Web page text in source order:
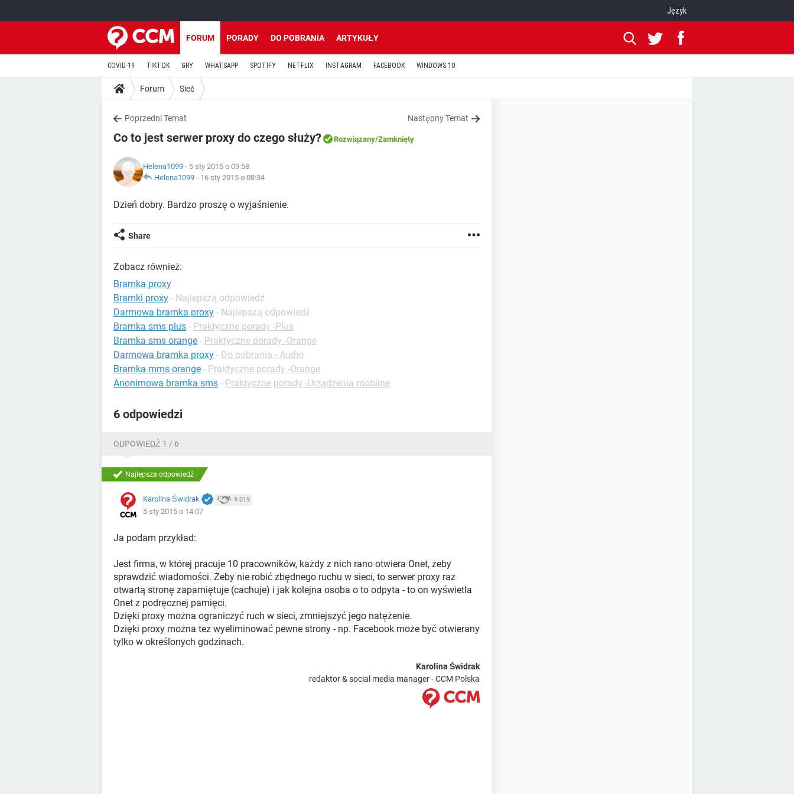
Język
FORUM PORADY DO POBRANIA ARTYKUŁY
COVID-19 TIKTOK GRY WHATSAPP SPOTIFY NETFLIX INSTAGRAM FACEBOOK WINDOWS 10
Forum Sieć
Poprzedni Temat Następny Temat
Co to jest serwer proxy do czego służy? Rozwiązany/Zamknięty
Helena1099 - 5 sty 2015 o 09:58
Helena1099 - 16 sty 2015 o 08:34
Dzień dobry. Bardzo proszę o wyjaśnienie.
Share
Zobacz również:
Bramka proxy
Bramki proxy - Najlepszą odpowiedź
Darmowa bramka proxy - Najlepszą odpowiedź
Bramka sms plus - Praktyczne porady -Plus
Bramka sms orange - Praktyczne porady -Orange
Darmowa bramka proxy - Do pobrania - Audio
Bramka mms orange - Praktyczne porady -Orange
Anonimowa bramka sms - Praktyczne porady -Urządzenia mobilne
6 odpowiedzi
ODPOWIEDŹ 1 / 6
Najlepsza odpowiedź
Karolina Świdrak 9 019
5 sty 2015 o 14:07
Ja podam przykład:
Jest firma, w której pracuje 10 pracowników, każdy z nich rano otwiera Onet, żeby
sprawdzić wiadomości. Żeby nie robić zbędnego ruchu w sieci, to serwer proxy raz
otwartą stronę zapamiętuje (cachuje) i jak kolejna osoba o to odpyta - to on wyświetla
Onet z podręcznej pamięci.
Dzięki proxy można ograniczyć ruch w sieci, zmniejszyć jego natężenie.
Dzięki proxy można tez wyeliminować pewne strony - np. Facebook może być otwierany
tylko w określonych godzinach.
Karolina Świdrak
redaktor & social media manager - CCM Polska